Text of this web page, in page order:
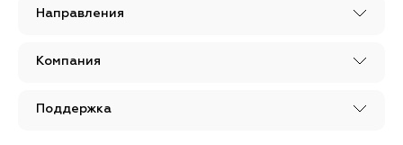
Направления
Компания
Поддержка